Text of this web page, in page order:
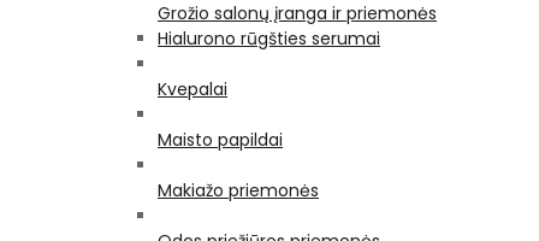
Grožio salonų įranga ir priemonės
Hialurono rūgšties serumai
Kvepalai
Maisto papildai
Makiažo priemonės